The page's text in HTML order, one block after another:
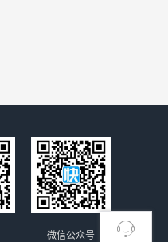
微信公众号